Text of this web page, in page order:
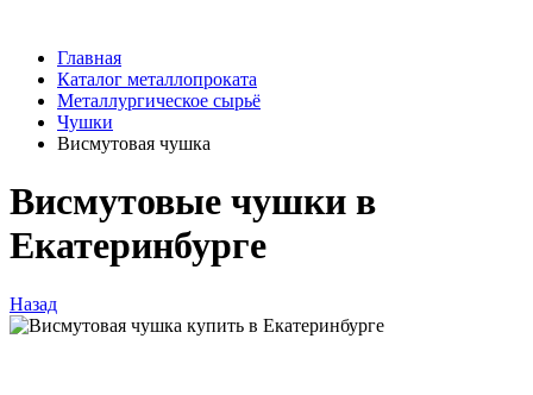
Главная
Каталог металлопроката
Металлургическое сырьё
Чушки
Висмутовая чушка
Висмутовые чушки в
Екатеринбурге
Назад